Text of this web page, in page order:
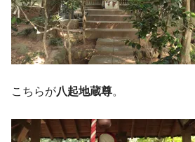
こちらが八起地蔵尊。